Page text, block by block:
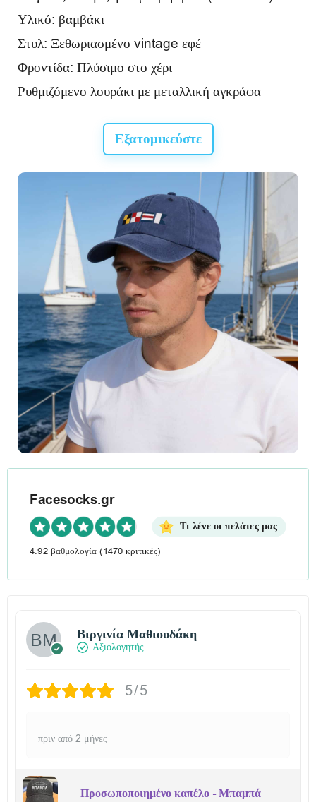
Υλικό: βαμβάκι
Στυλ: Ξεθωριασμένο vintage εφέ
Φροντίδα: Πλύσιμο στο χέρι
Ρυθμιζόμενο λουράκι με μεταλλική αγκράφα
Εξατομικεύστε
Facesocks.gr
Τι λένε οι πελάτες μας
4.92 βαθμολογία (1470 κριτικές)
Βιργινία Μαθιουδάκη
Αξιολογητής
5/5
πριν από 2 μήνες
Προσωποποιημένο καπέλο - Μπαμπά